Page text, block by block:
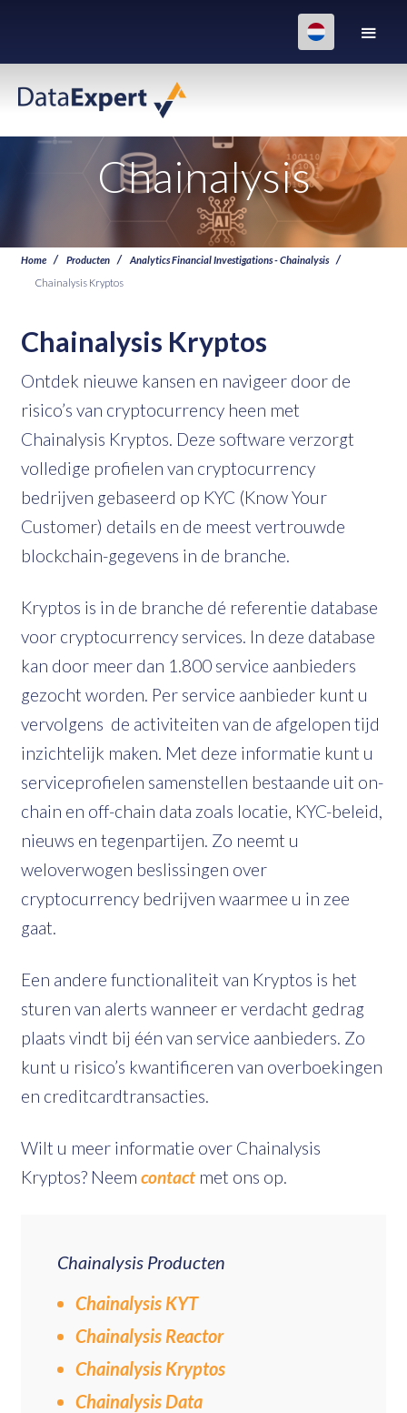
Chainalysis
Home Producten
Analytics Financial Investigations - Chainalysis
Chainalysis Kryptos
Chainalysis Kryptos
Ontdek nieuwe kansen en navigeer door de
risico’s van cryptocurrency heen met
Chainalysis Kryptos. Deze software verzorgt
volledige profielen van cryptocurrency
bedrijven gebaseerd op KYC (Know Your
Customer) details en de meest vertrouwde
blockchain-gegevens in de branche.
Kryptos is in de branche dé referentie database
voor cryptocurrency services. In deze database
kan door meer dan 1.800 service aanbieders
gezocht worden. Per service aanbieder kunt u
vervolgens de activiteiten van de afgelopen tijd
inzichtelijk maken. Met deze informatie kunt u
serviceprofielen samenstellen bestaande uit on-
chain en off-chain data zoals locatie, KYC-beleid,
nieuws en tegenpartijen. Zo neemt u
weloverwogen beslissingen over
cryptocurrency bedrijven waarmee u in zee
gaat.
Een andere functionaliteit van Kryptos is het
sturen van alerts wanneer er verdacht gedrag
plaats vindt bij één van service aanbieders. Zo
kunt u risico’s kwantificeren van overboekingen
en creditcardtransacties.
Wilt u meer informatie over Chainalysis
Kryptos? Neem contact met ons op.
Chainalysis Producten
Chainalysis KYT
Chainalysis Reactor
Chainalysis Kryptos
Chainalysis Data